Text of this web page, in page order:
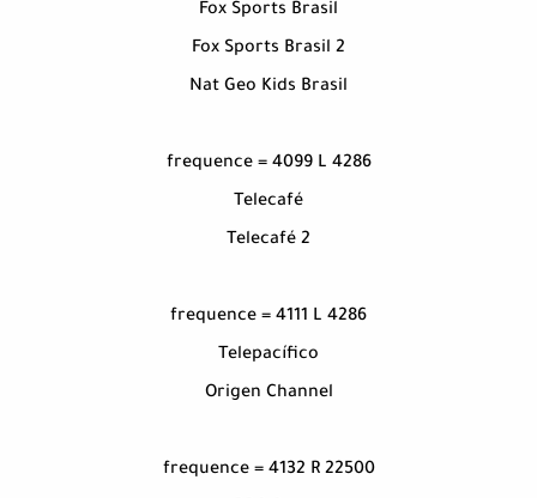
Fox Sports Brasil
Fox Sports Brasil 2
Nat Geo Kids Brasil
frequence = 4099 L 4286
Telecafé
Telecafé 2
frequence = 4111 L 4286
Telepacífico
Origen Channel
frequence = 4132 R 22500